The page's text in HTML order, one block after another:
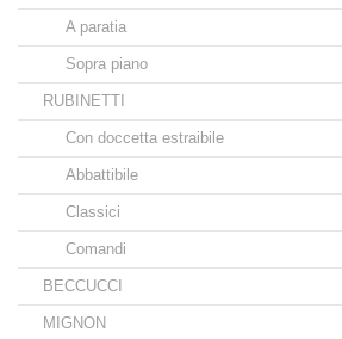
A paratia
Sopra piano
RUBINETTI
Con doccetta estraibile
Abbattibile
Classici
Comandi
BECCUCCI
MIGNON